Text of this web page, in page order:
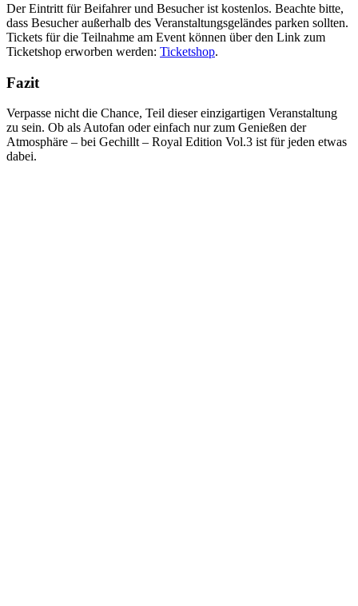
Der Eintritt für Beifahrer und Besucher ist kostenlos. Beachte bitte,
dass Besucher außerhalb des Veranstaltungsgeländes parken sollten.
Tickets für die Teilnahme am Event können über den Link zum
Ticketshop erworben werden: Ticketshop.
Fazit
Verpasse nicht die Chance, Teil dieser einzigartigen Veranstaltung
zu sein. Ob als Autofan oder einfach nur zum Genießen der
Atmosphäre – bei Gechillt – Royal Edition Vol.3 ist für jeden etwas
dabei.